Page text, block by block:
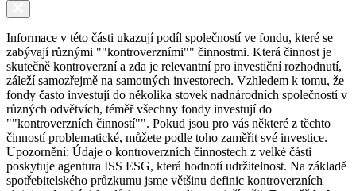
Informace v této části ukazují podíl společností ve fondu, které se
zabývají různými ""kontroverzními"" činnostmi. Která činnost je
skutečně kontroverzní a zda je relevantní pro investiční rozhodnutí,
záleží samozřejmě na samotných investorech. Vzhledem k tomu, že
fondy často investují do několika stovek nadnárodních společností v
různých odvětvích, téměř všechny fondy investují do
""kontroverzních činností"". Pokud jsou pro vás některé z těchto
činností problematické, můžete podle toho zaměřit své investice.
Upozornění: Údaje o kontroverzních činnostech z velké části
poskytuje agentura ISS ESG, která hodnotí udržitelnost. Na základě
spotřebitelského průzkumu jsme většinu definic kontroverzních